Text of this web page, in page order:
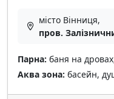
місто Вінниця,
пров.
Парна: баня на
Аква зона: басейн,